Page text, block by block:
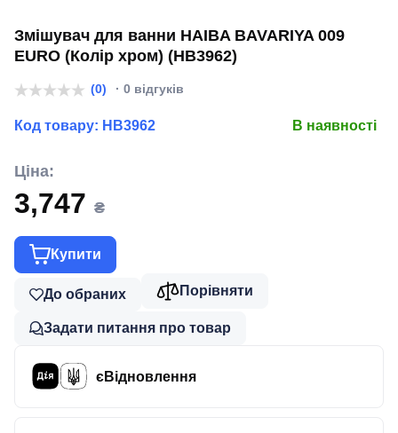
Змішувач для ванни HAIBA BAVARIYA 009
EURO (Колір хром) (HB3962)
(0) · 0 відгуків
Код товару: HB3962 В наявності
Ціна:
3,747 ₴
Купити
До обраних Порівняти
Задати питання про товар
єВідновлення